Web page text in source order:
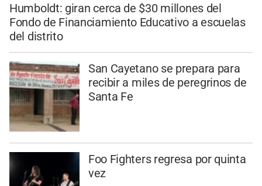
Humboldt: giran cerca de $30 millones del
Fondo de Financiamiento Educativo a escuelas
del distrito
San Cayetano se prepara para
recibir a miles de peregrinos de
Santa Fe
Foo Fighters regresa por quinta
vez